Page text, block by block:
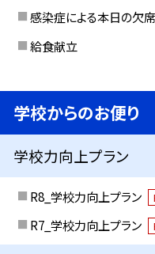
感染症による本日の欠
給食献立
学校からのお便り
学校力向上プラン
R8_学校力向上プラン
R7_学校力向上プラン